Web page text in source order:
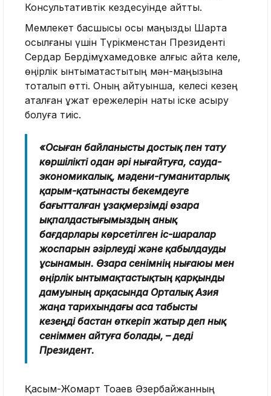
Консультативтік кездесуінде айтты.
Мемлекет басшысы осы маңызды Шартқа
қосылғаны үшін Түрікменстан Президенті
Сердар Бердімұхамедовке алғыс айта келе,
өңірлік ынтымақтастықтың мән-маңызына
тоқталып өтті. Оның айтуынша, келесі кезең
аталған құжат ережелерін нақты іске асыру
болуға тиіс.
«Осыған байланысты достық пен тату
көршілікті одан әрі нығайтуға, сауда-
экономикалық, мәдени-гуманитарлық
қарым-қатынасты бекемдеуге
бағытталған ұзақмерзімді өзара
ықпалдастығымыздың анық
бағдарлары көрсетілген іс-шаралар
жоспарын әзірлеуді және қабылдауды
ұсынамын. Өзара сенімнің нығаюы мен
өңірлік ынтымақтастықтың қарқынды
дамуының арқасында Орталық Азия
жаңа тарихындағы аса табысты
кезеңді бастан өткеріп жатыр деп нық
сеніммен айтуға болады, – деді
Президент.
Қасым-Жомарт Тоқаев Әзербайжанның